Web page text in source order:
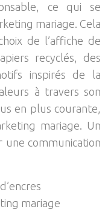
ce qui se
mariage. Cela
de l’affiche de
recyclés, des
inspirés de la
à travers son
en plus courante,
mariage. Un
une communication
mariage